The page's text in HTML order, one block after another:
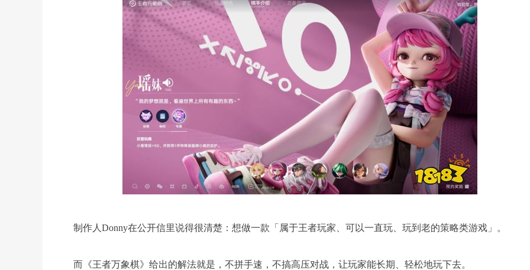
制作人Donny在公开信里说得很清楚：想做一款「属于王者玩家、可以一直玩、玩到老的策略类游戏」。
而《王者万象棋》给出的解法就是，不拼手速，不搞高压对战，让玩家能长期、轻松地玩下去。